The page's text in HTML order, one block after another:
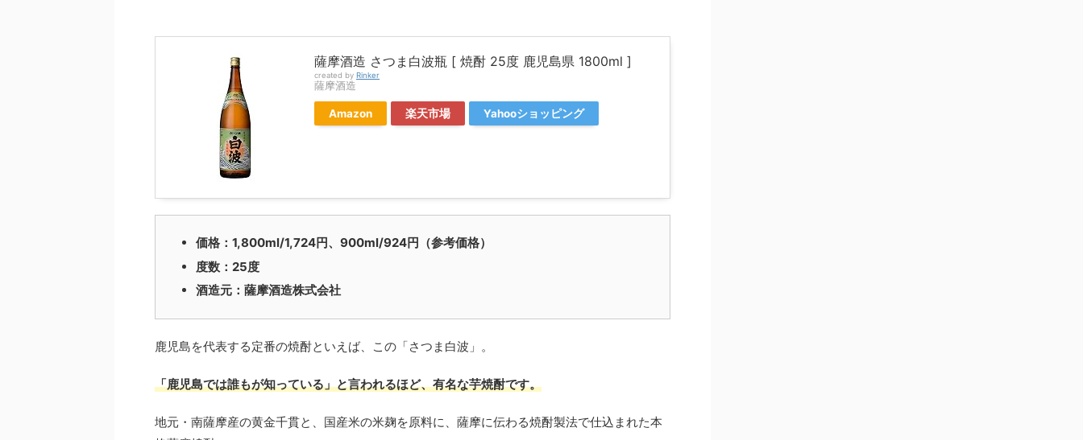
薩摩酒造 さつま白波瓶 [ 焼酎 25度 鹿児島県 1800ml ]
created by Rinker
薩摩酒造
Amazon 楽天市場 Yahooショッピング
価格：1,800ml/1,724円、900ml/924円（参考価格）
度数：25度
酒造元：薩摩酒造株式会社
鹿児島を代表する定番の焼酎といえば、この「さつま白波」。
「鹿児島では誰もが知っている」と言われるほど、有名な芋焼酎です。
地元・南薩摩産の黄金千貫と、国産米の米麹を原料に、薩摩に伝わる焼酎製法で仕込まれた本